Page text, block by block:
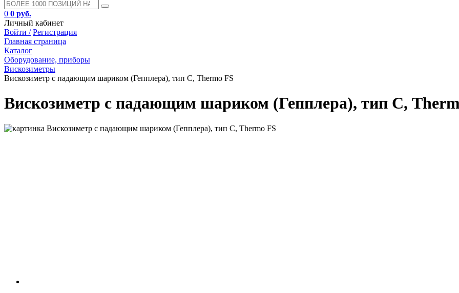
0 0 руб.
Личный кабинет
Войти / Регистрация
Главная страница
Каталог
Оборудование, приборы
Вискозиметры
Вискозиметр с падающим шариком (Гепплера), тип С, Thermo FS
Вискозиметр с падающим шариком (Гепплера), тип С,